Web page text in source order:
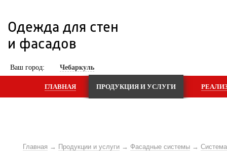
Одежда для стен
и фасадов
Ваш город: Чебаркуль
ГЛАВНАЯ ПРОДУКЦИЯ И УСЛУГИ
Главная Продукции и услуги Фасадные системы